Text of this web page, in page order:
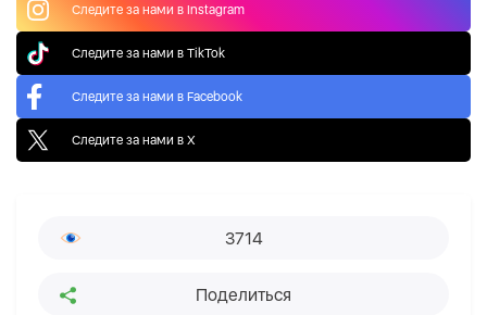
Следите за нами в Instagram
Следите за нами в TikTok
Следите за нами в Facebook
Следите за нами в X
3714
Поделиться